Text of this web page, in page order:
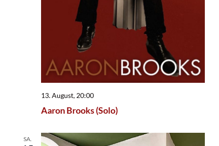
Aaron Brooks (Solo)
13. August, 20:00
SA.